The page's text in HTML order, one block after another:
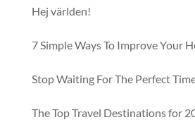
Hej världen!
7 Simple Ways To Improve Your
Stop Waiting For The Perfect
The Top Travel Destinations for